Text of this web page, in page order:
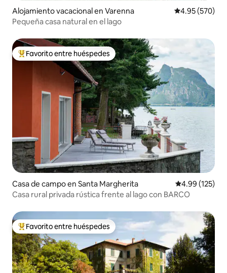
Alojamiento vacacional en Varenna Calificación
4.95 (570)
Pequeña casa natural en el lago
Favorito entre huéspedes preferido
Favorito entre huéspedes
Casa de campo en Santa Margherita Calificación
4.99 (125)
Casa rural privada rústica frente al lago con BARCO
Favorito entre huéspedes preferido
Favorito entre huéspedes